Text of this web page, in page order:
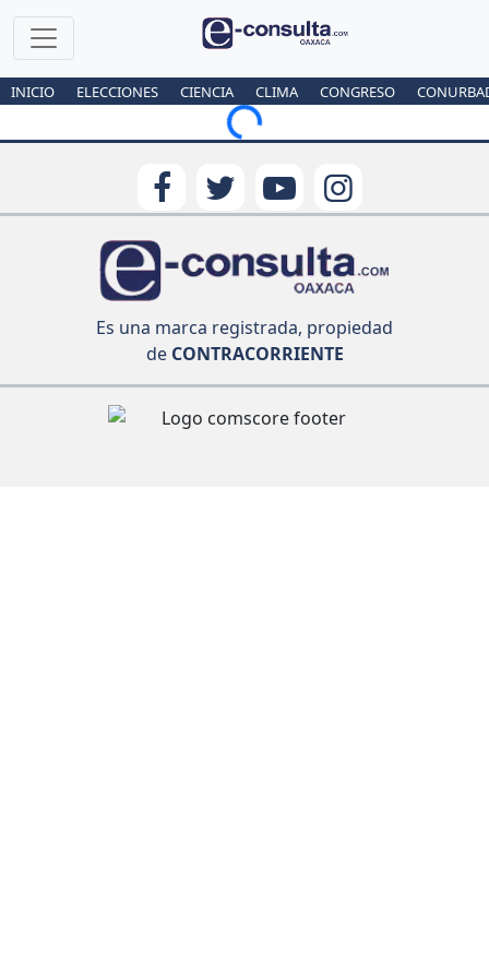
INICIO ELECCIONES CIENCIA CLIMA CONGRESO
Loading...
Es una marca registrada, propiedad
deCONTRACORRIENTE